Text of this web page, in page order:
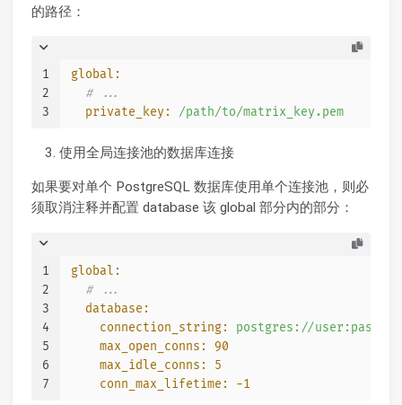
的路径：
1
2
3
global:
# ...
private_key:
/path/to/matrix_key.pem
使用全局连接池的数据库连接
如果要对单个 PostgreSQL 数据库使用单个连接池，则必
须取消注释并配置 database 该 global 部分内的部分：
1
2
3
4
5
6
7
global:
# ...
database:
connection_string:
postgres://
max_open_conns:
90
max_idle_conns:
5
conn_max_lifetime:
-1